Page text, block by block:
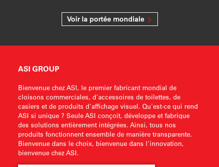
Voir la portée mondiale
ASI GROUP
Bienvenue chez ASI, le premier fabricant mondial de
cloisons commerciales, d'accessoires de toilettes, de
casiers et de produits d'affichage visuel. Qu'est-ce qui rend
ASI si unique ? Seule ASI conçoit, développe et fabrique
des solutions entièrement intégrées. Ainsi, tous nos
produits fonctionnent ensemble de manière transparente.
Bienvenue dans le choix, bienvenue dans l'innovation,
bienvenue chez ASI.